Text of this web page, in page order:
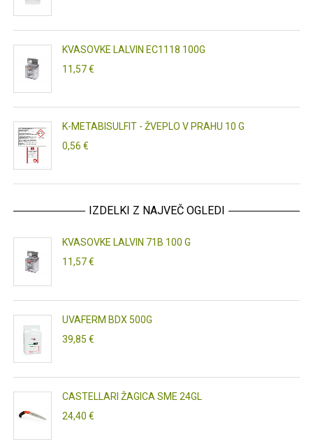
KVASOVKE LALVIN EC1118 100G
11,57 €
K-METABISULFIT - ŽVEPLO V PRAHU 10 G
0,56 €
IZDELKI Z NAJVEČ OGLEDI
KVASOVKE LALVIN 71B 100 G
11,57 €
UVAFERM BDX 500G
39,85 €
CASTELLARI ŽAGICA SME 24GL
24,40 €